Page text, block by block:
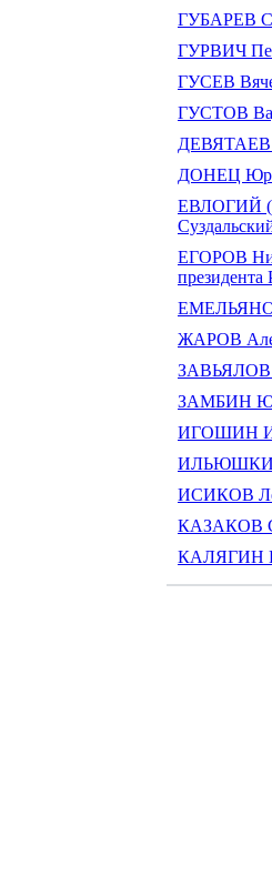
ГУБАРЕВ
ГУРВИЧ
ГУСЕВ
ГУСТОВ
ДЕВЯТАЕВ
ДОНЕЦ
ЕВЛОГИЙ
ЕГОРОВ
ЖАРОВ
ЗАВЬЯЛОВ
ЗАМБИН
ИГОШИН
ИЛЬЮШКИН
ИСИКОВ
КАЗАКОВ
КАЛЯГИН